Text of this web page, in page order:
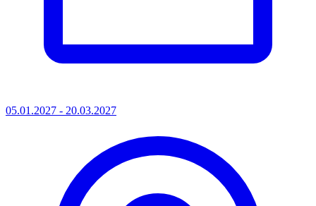
05.01.2027 - 20.03.2027